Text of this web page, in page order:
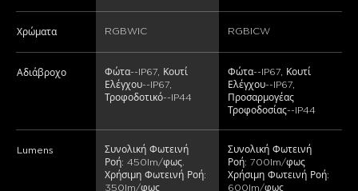
Χρώματα RGBWIC RGBICW
Αδιάβροχο
Φώτα--IP67, Κουτί
Ελέγχου--IP67,
Τροφοδοτικό--IP44
Φώτα--IP67, Κουτί
Ελέγχου--IP67,
Προσαρμογέας
Τροφοδοσίας--IP44
Lumens
Συνολική Φωτεινή
Ροή: 450lm/φως.
Χρήσιμη Φωτεινή Ροή:
350lm/φως
Συνολική Φωτεινή
Ροή: 700lm/φως
Χρήσιμη Φωτεινή Ροή:
600lm/φως